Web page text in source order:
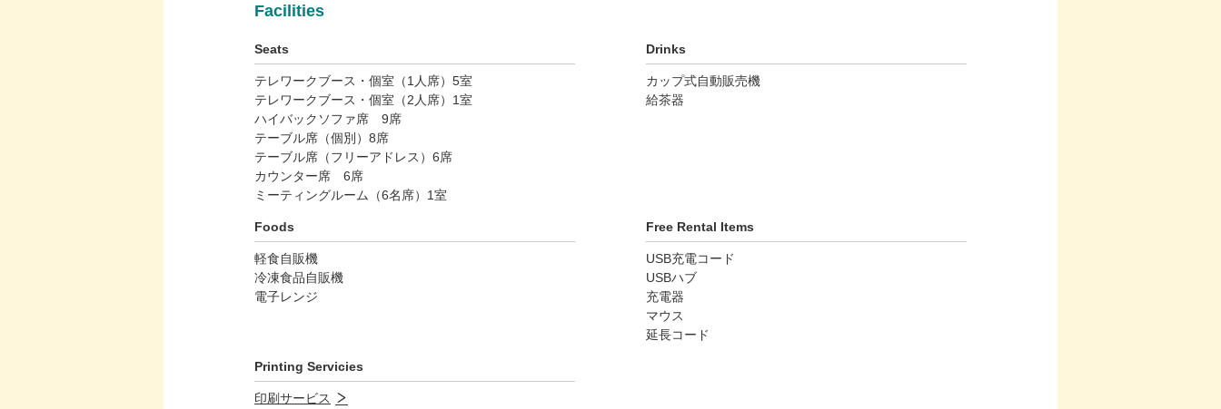
Facilities
Seats
テレワークブース・個室（1人席）5室
テレワークブース・個室（2人席）1室
ハイバックソファ席 9席
テーブル席（個別）8席
テーブル席（フリーアドレス）6席
カウンター席 6席
ミーティングルーム（6名席）1室
Drinks
カップ式自動販売機
給茶器
Foods
軽食自販機
冷凍食品自販機
電子レンジ
Free Rental Items
USB充電コード
USBハブ
充電器
マウス
延長コード
Printing Servicies
印刷サービス